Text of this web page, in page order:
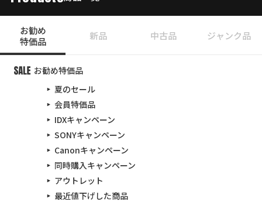
お勧め
特価品
新品 中古品 ジャンク品
お勧め特価品
夏のセール
会員特価品
IDXキャンペーン
SONYキャンペーン
Canonキャンペーン
同時購入キャンペーン
アウトレット
最近値下げした商品